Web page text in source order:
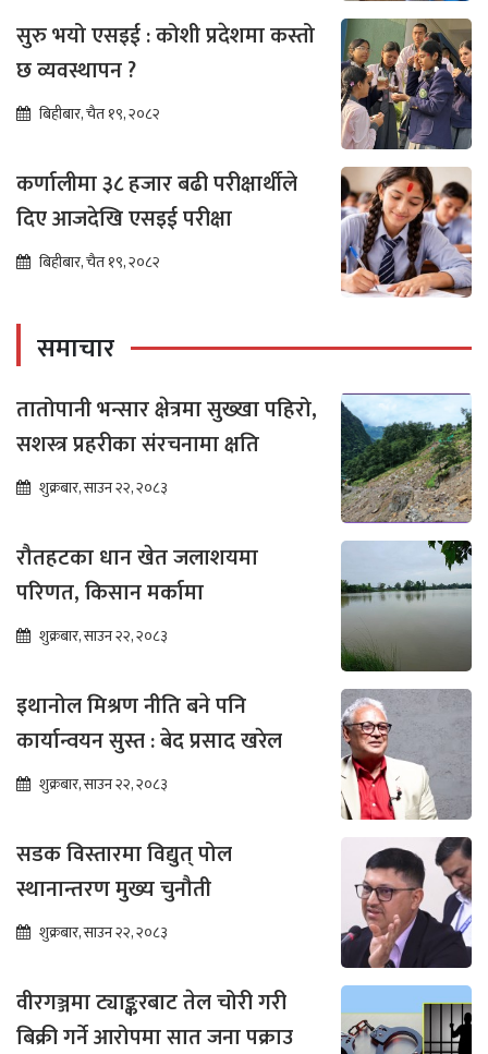
सुरु भयो एसइई : कोशी प्रदेशमा कस्तो
छ व्यवस्थापन ?
बिहीबार, चैत १९, २०८२
कर्णालीमा ३८ हजार बढी परीक्षार्थीले
दिए आजदेखि एसइई परीक्षा
बिहीबार, चैत १९, २०८२
समाचार
तातोपानी भन्सार क्षेत्रमा सुख्खा पहिरो,
सशस्त्र प्रहरीका संरचनामा क्षति
शुक्रबार, साउन २२, २०८३
रौतहटका धान खेत जलाशयमा
परिणत, किसान मर्कामा
शुक्रबार, साउन २२, २०८३
इथानोल मिश्रण नीति बने पनि
कार्यान्वयन सुस्त : बेद प्रसाद खरेल
शुक्रबार, साउन २२, २०८३
सडक विस्तारमा विद्युत् पोल
स्थानान्तरण मुख्य चुनौती
शुक्रबार, साउन २२, २०८३
वीरगञ्जमा ट्याङ्करबाट तेल चोरी गरी
बिक्री गर्ने आरोपमा सात जना पक्राउ